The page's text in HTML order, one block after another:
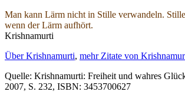
Man kann Lärm nicht in Stille verwandeln.
wenn der Lärm aufhört.
Krishnamurti
Über Krishnamurti, mehr Zitate von
Quelle: Krishnamurti: Freiheit und wahres
2007, S. 232, ISBN: 3453700627